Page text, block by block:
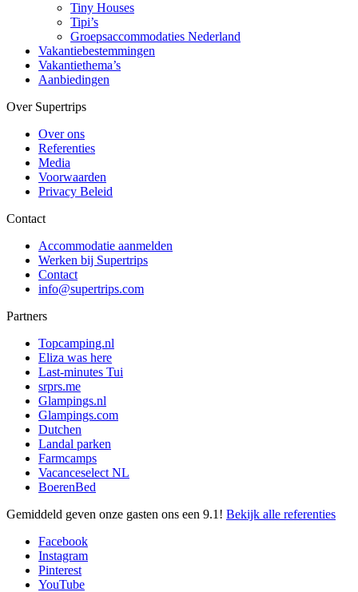
Tiny Houses
Tipi’s
Groepsaccommodaties Nederland
Vakantiebestemmingen
Vakantiethema’s
Aanbiedingen
Over Supertrips
Over ons
Referenties
Media
Voorwaarden
Privacy Beleid
Contact
Accommodatie aanmelden
Werken bij Supertrips
Contact
info@supertrips.com
Partners
Topcamping.nl
Eliza was here
Last-minutes Tui
srprs.me
Glampings.nl
Glampings.com
Dutchen
Landal parken
Farmcamps
Vacanceselect NL
BoerenBed
Gemiddeld geven onze gasten ons een 9.1 ! Bekijk alle referenties
Facebook
Instagram
Pinterest
YouTube